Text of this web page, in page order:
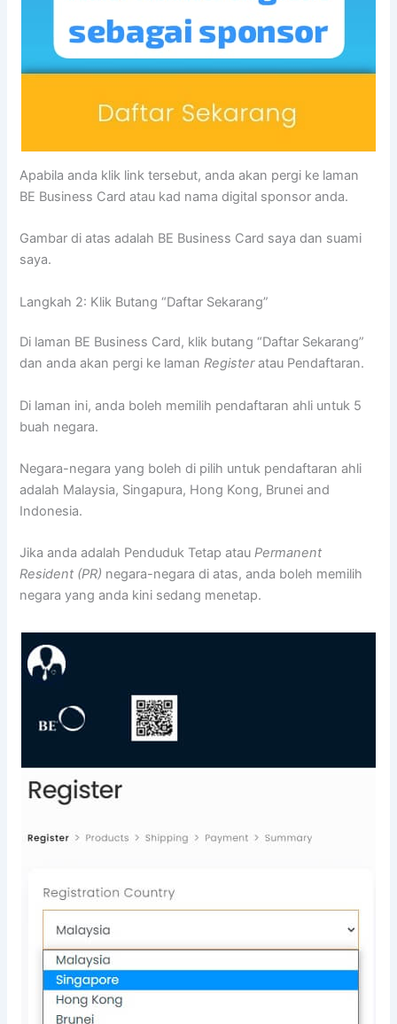
Apabila anda klik link tersebut, anda akan pergi ke laman
BE Business Card atau kad nama digital sponsor anda.
Gambar di atas adalah BE Business Card saya dan suami
saya.
Langkah 2: Klik Butang “Daftar Sekarang”
Di laman BE Business Card, klik butang “Daftar Sekarang”
dan anda akan pergi ke lamanRegisteratau Pendaftaran.
Di laman ini, anda boleh memilih pendaftaran ahli untuk 5
buah negara.
Negara-negara yang boleh di pilih untuk pendaftaran ahli
adalah Malaysia, Singapura, Hong Kong, Brunei and
Indonesia.
Jika anda adalah Penduduk Tetap atauPermanent
Resident (PR) negara-negara di atas, anda boleh memilih
negara yang anda kini sedang menetap.